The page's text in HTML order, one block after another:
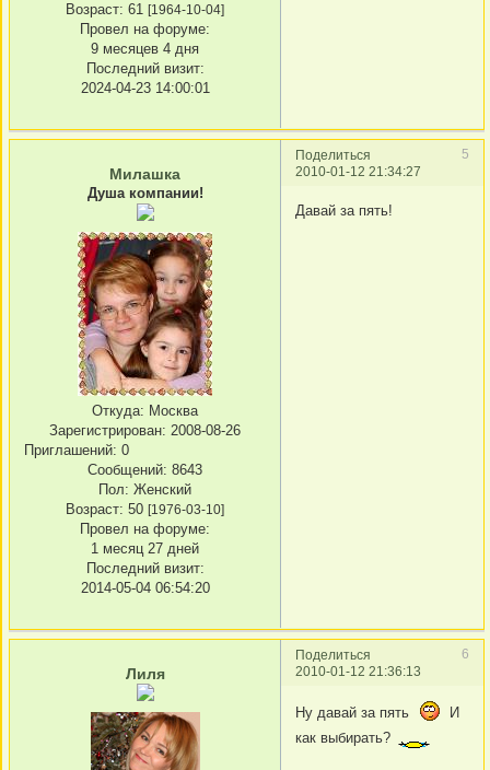
Возраст: 61 [1964-10-04]
Провел на форуме:
9 месяцев 4 дня
Последний визит:
2024-04-23 14:00:01
Поделиться
5
2010-01-12 21:34:27
Милашка
Душа компании!
Откуда: Москва
Зарегистрирован: 2008-08-26
Приглашений: 0
Сообщений: 8643
Пол: Женский
Возраст: 50 [1976-03-10]
Провел на форуме:
1 месяц 27 дней
Последний визит:
2014-05-04 06:54:20
Давай за пять!
Поделиться
6
2010-01-12 21:36:13
Лиля
Ну давай за пять
И
как выбирать?